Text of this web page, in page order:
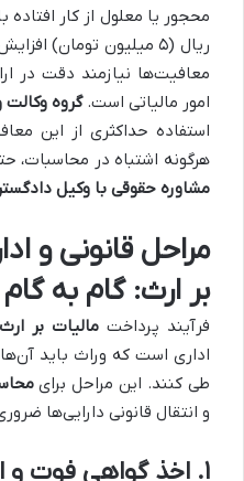
ریال (۵ میلیون تومان)
معافیت‌ها نیازمند دقت در
امور مالیاتی است.گروه
استفاده حداکثری از این
هرگونه اشتباه در محاسبات،
مشاوره حقوقی با وکیل
مراحل قانونی و
بر ارث: گام به گام
فرآیند پرداختمالیات بر ارث
اداری است که وراث باید
طی کنند. این مراحل برای
و انتقال قانونی دارایی‌ها
۱. اخذ گواهی فوت و انحصار وراثت